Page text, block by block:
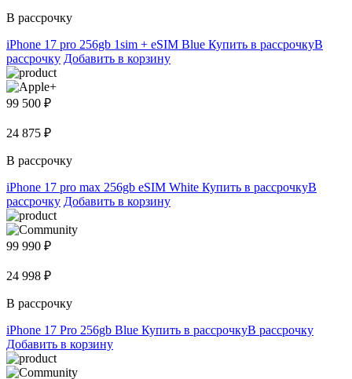
В рассрочку
iPhone 17 pro 256gb 1sim + eSIM Blue Купить в рассрочкуВ
рассрочку Добавить в корзину
99 500 ₽
24 875 ₽
В рассрочку
iPhone 17 pro max 256gb eSIM White Купить в рассрочкуВ
рассрочку Добавить в корзину
99 990 ₽
24 998 ₽
В рассрочку
iPhone 17 Pro 256gb Blue Купить в рассрочкуВ рассрочку
Добавить в корзину